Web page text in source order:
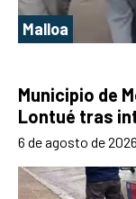
Malloa
Municipio de
Lontué tras
6 de agosto de 2026